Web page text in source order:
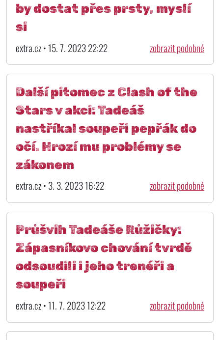
by dostat přes prsty, myslí
si
extra.cz • 15. 7. 2023 22:22 zobrazit podobné
Další pitomec z Clash of the
Stars v akci: Tadeáš
nastříkal soupeři pepřák do
očí. Hrozí mu problémy se
zákonem
extra.cz • 3. 3. 2023 16:22 zobrazit podobné
Průšvih Tadeáše Růžičky:
Zápasníkovo chování tvrdě
odsoudili i jeho trenéři a
soupeři
extra.cz • 11. 7. 2023 12:22 zobrazit podobné